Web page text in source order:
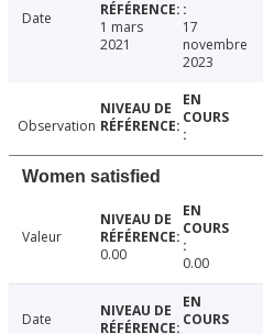
Date
1 mars
2021
17
novembre
2023
Observation
Women satisfied
Valeur
0.00
0.00
Date